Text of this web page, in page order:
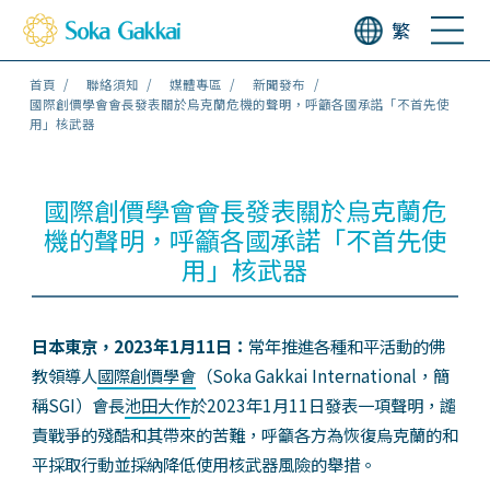
繁
首頁 聯絡須知 媒體專區
新聞發布
國際創價學會會長發表關於烏克蘭危機的聲明，呼籲各國承諾「不首先使
用」核武器
國際創價學會會長發表關於烏克蘭危
機的聲明，呼籲各國承諾「不首先使
用」核武器
日本東京，2023年1月11日： 常年推進各種和平活動的佛
教領導人國際創價學會（Soka Gakkai International，簡
稱SGI）會長池田大作於2023年1月11日發表一項聲明，譴
責戰爭的殘酷和其帶來的苦難，呼籲各方為恢復烏克蘭的和
平採取行動並採納降低使用核武器風險的舉措。